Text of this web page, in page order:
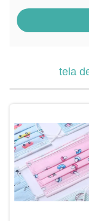
tela